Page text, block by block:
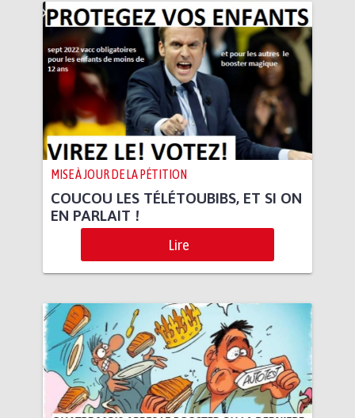
MISE À JOUR DE LA PÉTITION
COUCOU LES TÉLÉTOUBIBS, ET SI ON
EN PARLAIT !
Lire